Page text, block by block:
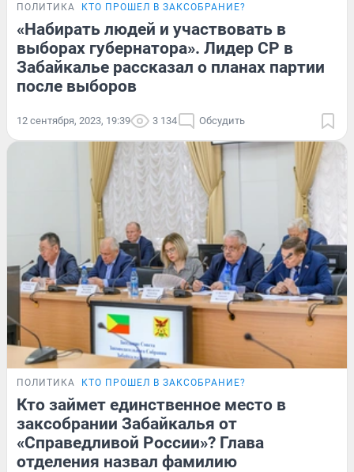
ПОЛИТИКА КТО ПРОШЕЛ В ЗАКСОБРАНИЕ?
«Набирать людей и участвовать в
выборах губернатора». Лидер СР в
Забайкалье рассказал о планах партии
после выборов
12 сентября, 2023, 19:39 3 134 Обсудить
ПОЛИТИКА КТО ПРОШЕЛ В ЗАКСОБРАНИЕ?
Кто займет единственное место в
заксобрании Забайкалья от
«Справедливой России»? Глава
отделения назвал фамилию